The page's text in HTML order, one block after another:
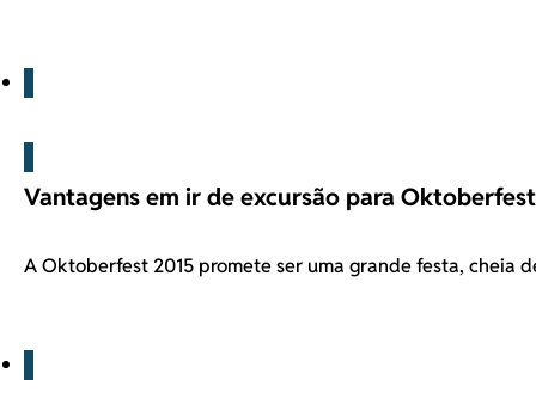
Vantagens em ir de excursão para
A Oktoberfest 2015 promete ser uma grande festa, cheia